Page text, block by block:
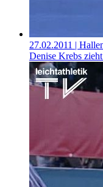
27.02.2011 |
Denise Krebs